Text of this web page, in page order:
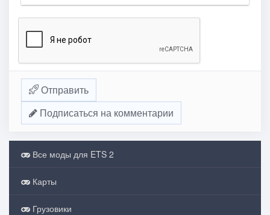
Отправить
Подписаться на комментарии
Все моды для ETS 2
Карты
Грузовики